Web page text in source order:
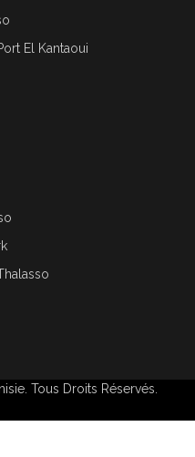
El Kantaoui
. Tous Droits Réservés.